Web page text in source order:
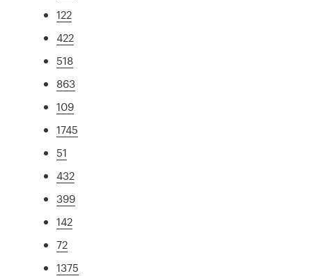
122
422
518
863
109
1745
51
432
399
142
72
1375